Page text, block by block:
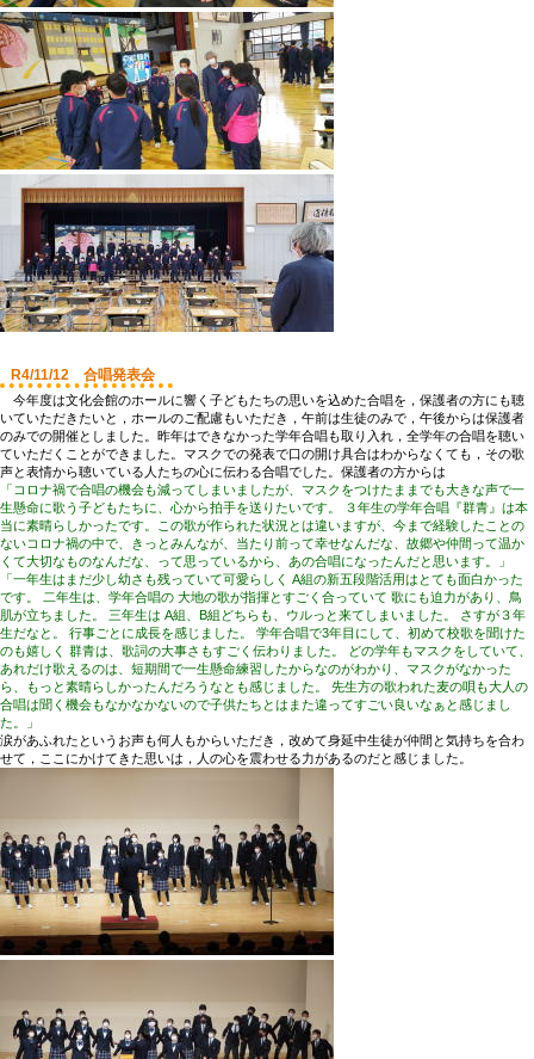
R4/11/12 合唱発表会
今年度は文化会館のホールに響く子どもたちの思いを込めた合唱を，保護者の方にも聴
いていただきたいと，ホールのご配慮もいただき，午前は生徒のみで，午後からは保護者
のみでの開催としました。昨年はできなかった学年合唱も取り入れ，全学年の合唱を聴い
ていただくことができました。マスクでの発表で口の開け具合はわからなくても，その歌
声と表情から聴いている人たちの心に伝わる合唱でした。保護者の方からは
「コロナ禍で合唱の機会も減ってしまいましたが、マスクをつけたままでも大きな声で一
生懸命に歌う子どもたちに、心から拍手を送りたいです。 ３年生の学年合唱『群青』は本
当に素晴らしかったです。この歌が作られた状況とは違いますが、今まで経験したことの
ないコロナ禍の中で、きっとみんなが、当たり前って幸せなんだな、故郷や仲間って温か
くて大切なものなんだな、って思っているから、あの合唱になったんだと思います。」
「一年生はまだ少し幼さも残っていて可愛らしく A組の新五段階活用はとても面白かった
です。 二年生は、学年合唱の 大地の歌が指揮とすごく合っていて 歌にも迫力があり、鳥
肌が立ちました。 三年生は A組、B組どちらも、ウルっと来てしまいました。 さすが３年
生だなと。 行事ごとに成長を感じました。 学年合唱で3年目にして、初めて校歌を聞けた
のも嬉しく 群青は、歌詞の大事さもすごく伝わりました。 どの学年もマスクをしていて、
あれだけ歌えるのは、短期間で一生懸命練習したからなのがわかり、マスクがなかった
ら、もっと素晴らしかったんだろうなとも感じました。 先生方の歌われた麦の唄も大人の
合唱は聞く機会もなかなかないので子供たちとはまた違ってすごい良いなぁと感じまし
た。」
涙があふれたというお声も何人もからいただき，改めて身延中生徒が仲間と気持ちを合わ
せて，ここにかけてきた思いは，人の心を震わせる力があるのだと感じました。